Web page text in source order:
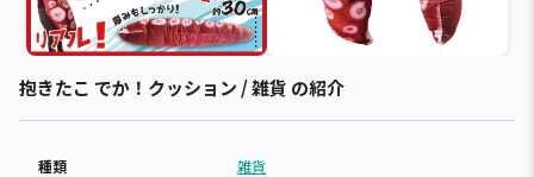
抱きたこ でか！クッション / 雑貨 の紹介
種類 雑貨